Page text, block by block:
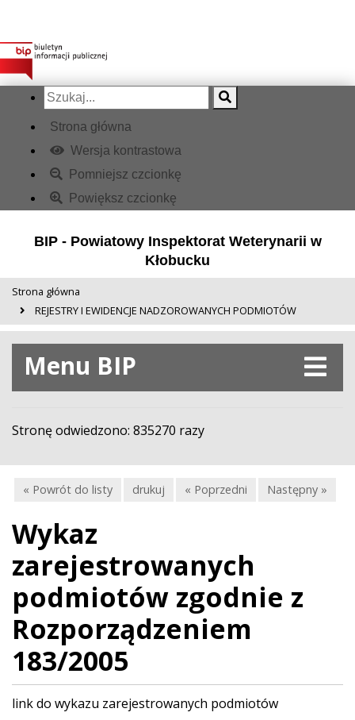
Strona główna
Wersja kontrastowa
Pomniejsz czcionkę
Powiększ czcionkę
BIP - Powiatowy Inspektorat Weterynarii w
Kłobucku
Strona główna
REJESTRY I EWIDENCJE NADZOROWANYCH PODMIOTÓW
Menu BIP
Stronę odwiedzono: 835270 razy
« Powrót do listy drukuj « Poprzedni Następny »
Wykaz
zarejestrowanych
podmiotów zgodnie z
Rozporządzeniem
183/2005
link do wykazu zarejestrowanych podmiotów